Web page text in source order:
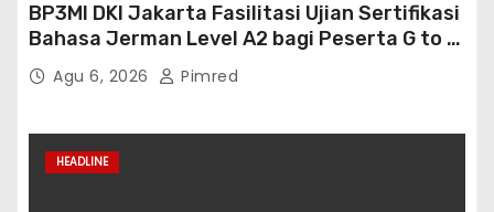
BP3MI DKI Jakarta Fasilitasi Ujian Sertifikasi
Bahasa Jerman Level A2 bagi Peserta G to G
Jerman Batch VII
Agu 6, 2026 Pimred
HEADLINE